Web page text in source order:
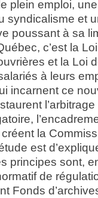
plein emploi,
syndicalisme et
poussant à sa
c’est la
et la Loi
à leurs
incarnent ce
créent la
est
principes sont,
de
Fonds